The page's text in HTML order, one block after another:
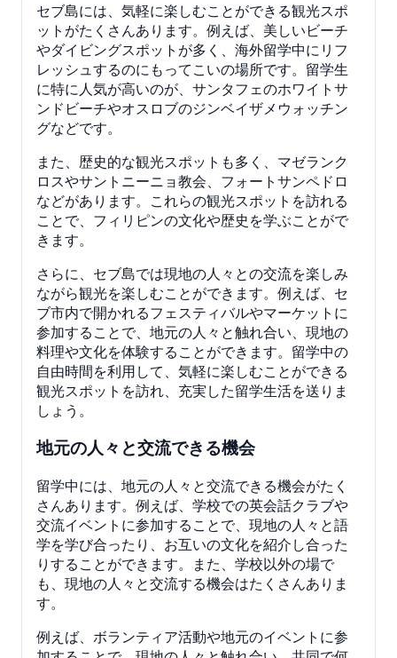
セブ島には、気軽に楽しむことができる観光スポ
ットがたくさんあります。例えば、美しいビーチ
やダイビングスポットが多く、海外留学中にリフ
レッシュするのにもってこいの場所です。留学生
に特に人気が高いのが、サンタフェのホワイトサ
ンドビーチやオスロブのジンベイザメウォッチン
グなどです。
また、歴史的な観光スポットも多く、マゼランク
ロスやサントニーニョ教会、フォートサンペドロ
などがあります。これらの観光スポットを訪れる
ことで、フィリピンの文化や歴史を学ぶことがで
きます。
さらに、セブ島では現地の人々との交流を楽しみ
ながら観光を楽しむことができます。例えば、セ
ブ市内で開かれるフェスティバルやマーケットに
参加することで、地元の人々と触れ合い、現地の
料理や文化を体験することができます。留学中の
自由時間を利用して、気軽に楽しむことができる
観光スポットを訪れ、充実した留学生活を送りま
しょう。
地元の人々と交流できる機会
留学中には、地元の人々と交流できる機会がたく
さんあります。例えば、学校での英会話クラブや
交流イベントに参加することで、現地の人々と語
学を学び合ったり、お互いの文化を紹介し合った
りすることができます。また、学校以外の場で
も、現地の人々と交流する機会はたくさんありま
す。
例えば、ボランティア活動や地元のイベントに参